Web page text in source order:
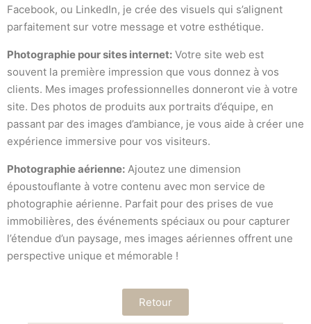
Facebook, ou LinkedIn, je crée des visuels qui s’alignent
parfaitement sur votre message et votre esthétique.
Photographie pour sites internet: Votre site web est
souvent la première impression que vous donnez à vos
clients. Mes images professionnelles donneront vie à votre
site. Des photos de produits aux portraits d’équipe, en
passant par des images d’ambiance, je vous aide à créer une
expérience immersive pour vos visiteurs.
Photographie aérienne: Ajoutez une dimension
époustouflante à votre contenu avec mon service de
photographie aérienne. Parfait pour des prises de vue
immobilières, des événements spéciaux ou pour capturer
l’étendue d’un paysage, mes images aériennes offrent une
perspective unique et mémorable !
Retour